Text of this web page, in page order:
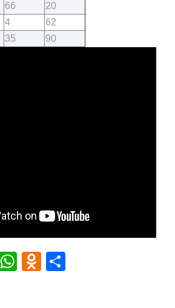
66
20
4
62
35 90
Mail.Ru
WhatsApp
Odnoklassniki